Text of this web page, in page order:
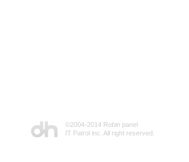
©2004-2014 Robin panel
IT Patrol inc. All right reserved.